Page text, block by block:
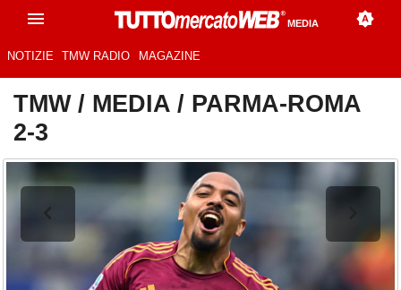
MEDIA
NOTIZIE TMW RADIO MAGAZINE
TMW/ MEDIA / PARMA-ROMA
2-3